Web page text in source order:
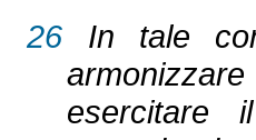
26 In tale
esercitare